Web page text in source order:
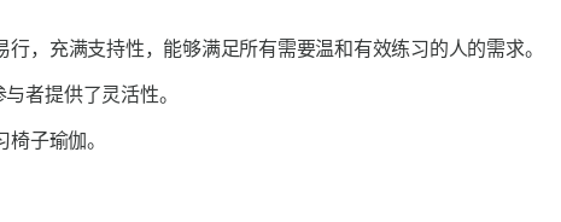
行，充满支持性，能够满足所有需要温和有效练习的人的需求。
与者提供了灵活性。
子瑜伽。